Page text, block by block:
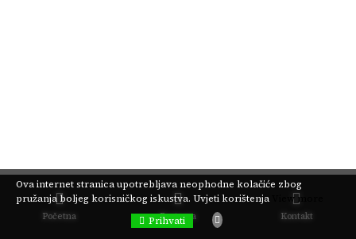
Početna Pretraga Kontakt
Ova internet stranica upotrebljava neophodne kolačiće zbog
pružanja boljeg korisničkog iskustva. Uvjeti korištenja
View more
Prihvati